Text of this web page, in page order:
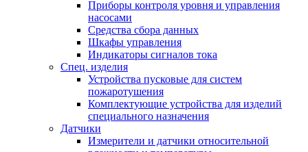
Приборы контроля уровня и управления
насосами
Средства сбора данных
Шкафы управления
Индикаторы сигналов тока
Спец. изделия
Устройства пусковые для систем
пожаротушения
Комплектующие устройства для изделий
специального назначения
Датчики
Измерители и датчики относительной